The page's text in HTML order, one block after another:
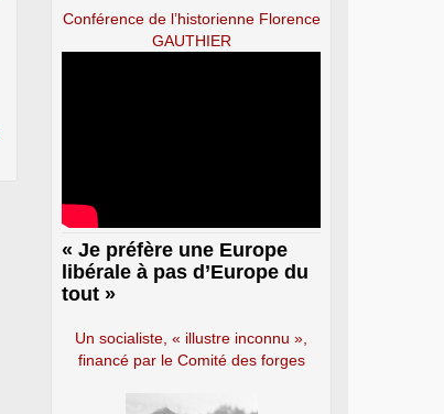
Conférence de l’historienne Florence
GAUTHIER
« Je préfère une Europe
libérale à pas d’Europe du
tout »
Un socialiste, « illustre inconnu »,
financé par le Comité des forges